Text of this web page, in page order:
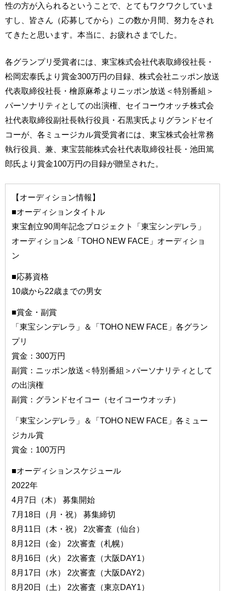
性の方が入られるということで、とてもワクワクしていま
すし、皆さん（応募してから）この数か月間、努力をされ
てきたと思います。本当に、お疲れさまでした。
各グランプリ受賞者には、東宝株式会社代表取締役社長・
松岡宏泰氏より賞金300万円の目録、株式会社ニッポン放送
代表取締役社長・檜原麻希よりニッポン放送＜特別番組＞
パーソナリティとしての出演権、セイコーウオッチ株式会
社代表取締役副社長執行役員・石黒実氏よりグランドセイ
コーが、各ミュージカル賞受賞者には、東宝株式会社常務
執行役員、兼、東宝芸能株式会社代表取締役社長・池田篤
郎氏より賞金100万円の目録が贈呈された。
【オーディション情報】
■オーディションタイトル
東宝創立90周年記念プロジェクト「東宝シンデレラ」
オーディション&「TOHO NEW FACE」オーディショ
ン
■応募資格
10歳から22歳までの男女
■賞金・副賞
「東宝シンデレラ」＆「TOHO NEW FACE」各グラン
プリ
賞金：300万円
副賞：ニッポン放送＜特別番組＞パーソナリティとして
の出演権
副賞：グランドセイコー（セイコーウオッチ）
「東宝シンデレラ」＆「TOHO NEW FACE」各ミュー
ジカル賞
賞金：100万円
■オーディションスケジュール
2022年
4月7日（木） 募集開始
7月18日（月・祝） 募集締切
8月11日（木・祝） 2次審査（仙台）
8月12日（金） 2次審査（札幌）
8月16日（火） 2次審査（大阪DAY1）
8月17日（水） 2次審査（大阪DAY2）
8月20日（土） 2次審査（東京DAY1）